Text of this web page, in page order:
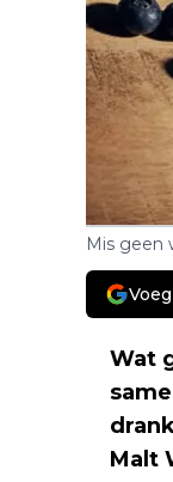
Mis geen
Wat
Malt